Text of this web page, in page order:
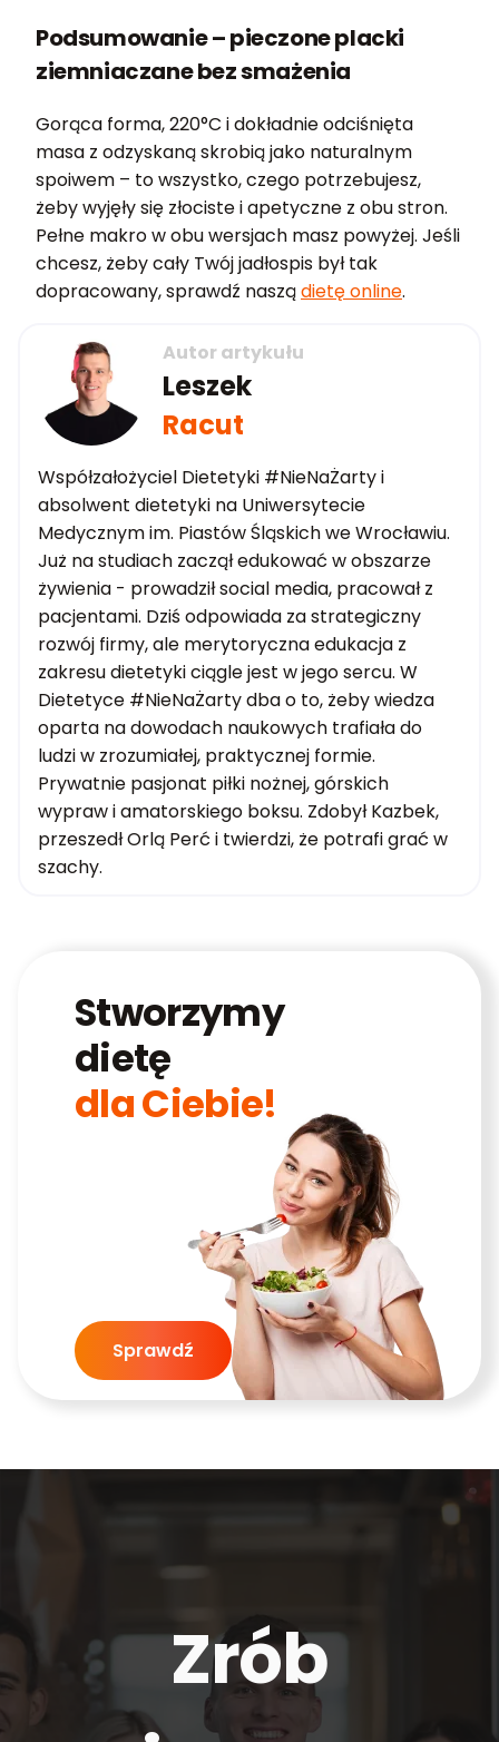
Podsumowanie – pieczone placki
ziemniaczane bez smażenia
Gorąca forma, 220°C i dokładnie odciśnięta
masa z odzyskaną skrobią jako naturalnym
spoiwem – to wszystko, czego potrzebujesz,
żeby wyjęły się złociste i apetyczne z obu stron.
Pełne makro w obu wersjach masz powyżej. Jeśli
chcesz, żeby cały Twój jadłospis był tak
dopracowany, sprawdź nasządietę online.
Autor artykułu
Leszek
Racut
Współzałożyciel Dietetyki #NieNaŻarty i
absolwent dietetyki na Uniwersytecie
Medycznym im. Piastów Śląskich we Wrocławiu.
Już na studiach zaczął edukować w obszarze
żywienia - prowadził social media, pracował z
pacjentami. Dziś odpowiada za strategiczny
rozwój firmy, ale merytoryczna edukacja z
zakresu dietetyki ciągle jest w jego sercu. W
Dietetyce #NieNaŻarty dba o to, żeby wiedza
oparta na dowodach naukowych trafiała do
ludzi w zrozumiałej, praktycznej formie.
Prywatnie pasjonat piłki nożnej, górskich
wypraw i amatorskiego boksu. Zdobył Kazbek,
przeszedł Orlą Perć i twierdzi, że potrafi grać w
szachy.
Stworzymy
dietę
dla Ciebie!
Sprawdź
Zrób